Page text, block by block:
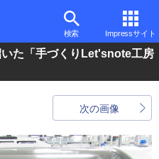
検索 Impressサイト
た「手づくりLet'snote工房
次の画像